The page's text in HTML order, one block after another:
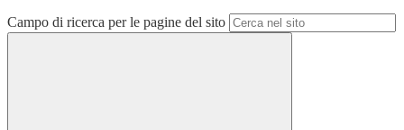
Campo di ricerca per le pagine del sito